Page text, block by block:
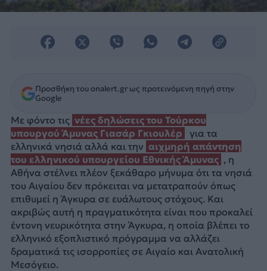
Προσθήκη του onalert.gr ως προτεινόμενη πηγή στην
Google
Με φόντο τις νέες δηλώσεις του Τούρκου
υπουργού Άμυνας Γιασάρ Γκιουλέρ
για τα
ελληνικά νησιά αλλά και την αιχμηρή απάντηση
του ελληνικού υπουργείου Εθνικής Άμυνας , η
Αθήνα στέλνει πλέον ξεκάθαρο μήνυμα ότι τα νησιά
του Αιγαίου δεν πρόκειται να μετατραπούν όπως
επιθυμεί η Άγκυρα σε ευάλωτους στόχους. Και
ακριβώς αυτή η πραγματικότητα είναι που προκαλεί
έντονη νευρικότητα στην Άγκυρα, η οποία βλέπει το
ελληνικό εξοπλιστικό πρόγραμμα να αλλάζει
δραματικά τις ισορροπίες σε Αιγαίο και Ανατολική
Μεσόγειο.